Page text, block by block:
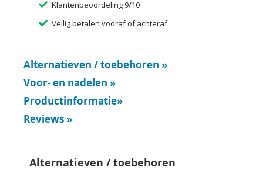
Klantenbeoordeling 9/10
Veilig betalen vooraf of achteraf
Alternatieven / toebehoren »
Voor- en nadelen »
Productinformatie»
Reviews »
Alternatieven / toebehoren